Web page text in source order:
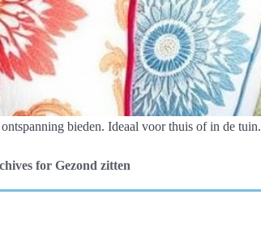
bieden. Ideaal voor thuis of in de tuin.
for Gezond zitten